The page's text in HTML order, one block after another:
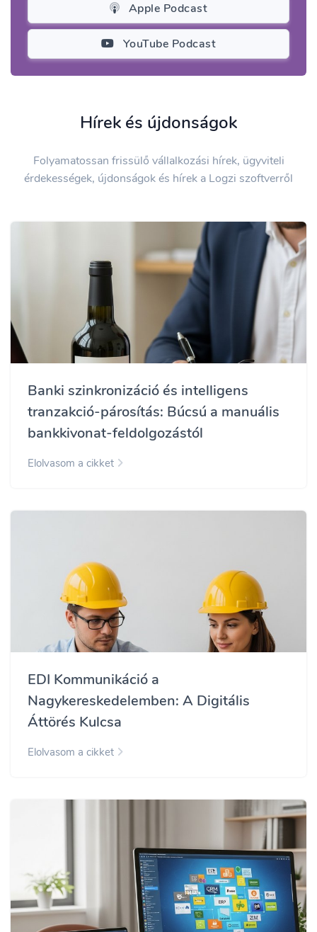
Apple Podcast
YouTube Podcast
Hírek és újdonságok
Folyamatossan frissülő vállalkozási hírek, ügyviteli
érdekességek, újdonságok és hírek a Logzi szoftverről
Banki szinkronizáció és intelligens
tranzakció-párosítás: Búcsú a manuális
bankkivonat-feldolgozástól
Elolvasom a cikket
EDI Kommunikáció a
Nagykereskedelemben: A Digitális
Áttörés Kulcsa
Elolvasom a cikket